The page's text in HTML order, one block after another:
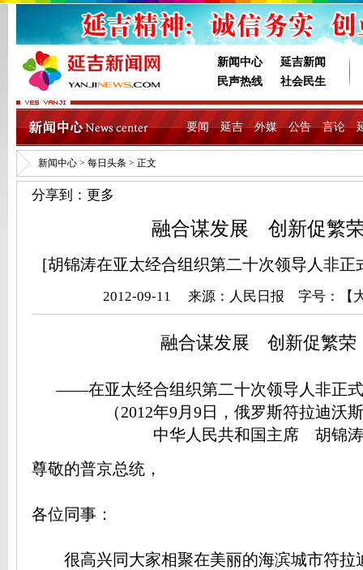
新闻中心
延吉新闻
民声热线
社会民生
要闻 延吉 外媒 公告 言论
新闻中心 > 每日头条 > 正文
分享到： 更多
融合谋发展 创新促繁
[胡锦涛在亚太经合组织第二十次领导人非正
2012-09-11 来源： 人民日报 字号：【
融合谋发展 创新促繁荣
——在亚太经合组织第二十次领导人非正
（2012年9月9日，俄罗斯符拉迪沃
中华人民共和国主席 胡锦涛
尊敬的普京总统，
各位同事：
很高兴同大家相聚在美丽的海滨城市符拉